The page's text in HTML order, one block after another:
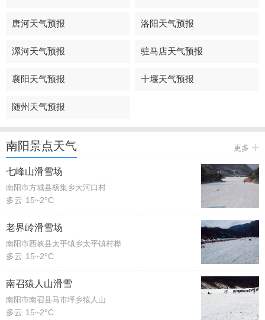
唐河天气预报 洛阳天气预报
漯河天气预报 驻马店天气预报
襄阳天气预报 十堰天气预报
随州天气预报
南阳景点天气 更多
七峰山滑雪场
南阳市方城县杨集乡大河口村
多云 15~2°C
老界岭滑雪场
南阳市西峡县太平镇乡太平镇村桦
多云 15~2°C
南召猿人山滑雪
南阳市南召县马市坪乡猿人山
多云 15~2°C